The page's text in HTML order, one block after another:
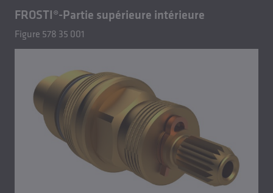
FROSTI®-Partie supérieure intérieure
Figure 578 35 001